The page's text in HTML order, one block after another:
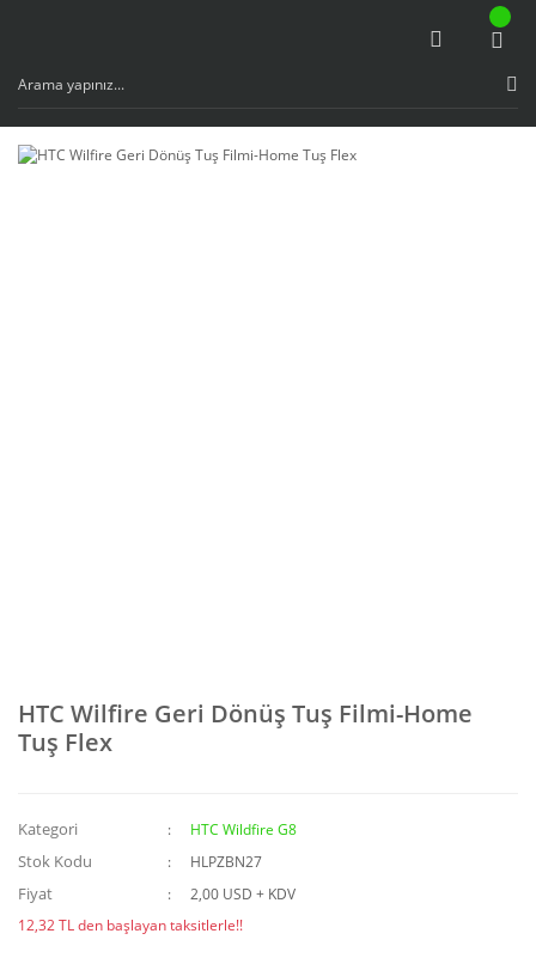
HTC Wilfire Geri Dönüş Tuş Filmi-Home
Tuş Flex
Kategori HTC Wildfire G8
Stok Kodu HLPZBN27
Fiyat
2,00 USD + KDV
12,32 TL den başlayan taksitlerle!!